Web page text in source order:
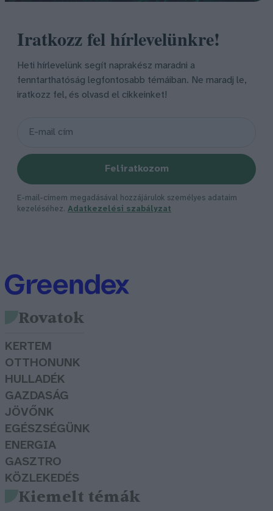
Iratkozz fel hírlevelünkre!
Heti hírlevelünk segít naprakész maradni a
fenntarthatóság legfontosabb témáiban. Ne maradj le,
iratkozz fel, és olvasd el cikkeinket!
Feliratkozom
E-mail-címem megadásával hozzájárulok személyes adataim
kezeléséhez. Adatkezelési szabályzat
Rovatok
KERTEM
OTTHONUNK
HULLADÉK
GAZDASÁG
JÖVŐNK
EGÉSZSÉGÜNK
ENERGIA
GASZTRO
KÖZLEKEDÉS
Kiemelt témák